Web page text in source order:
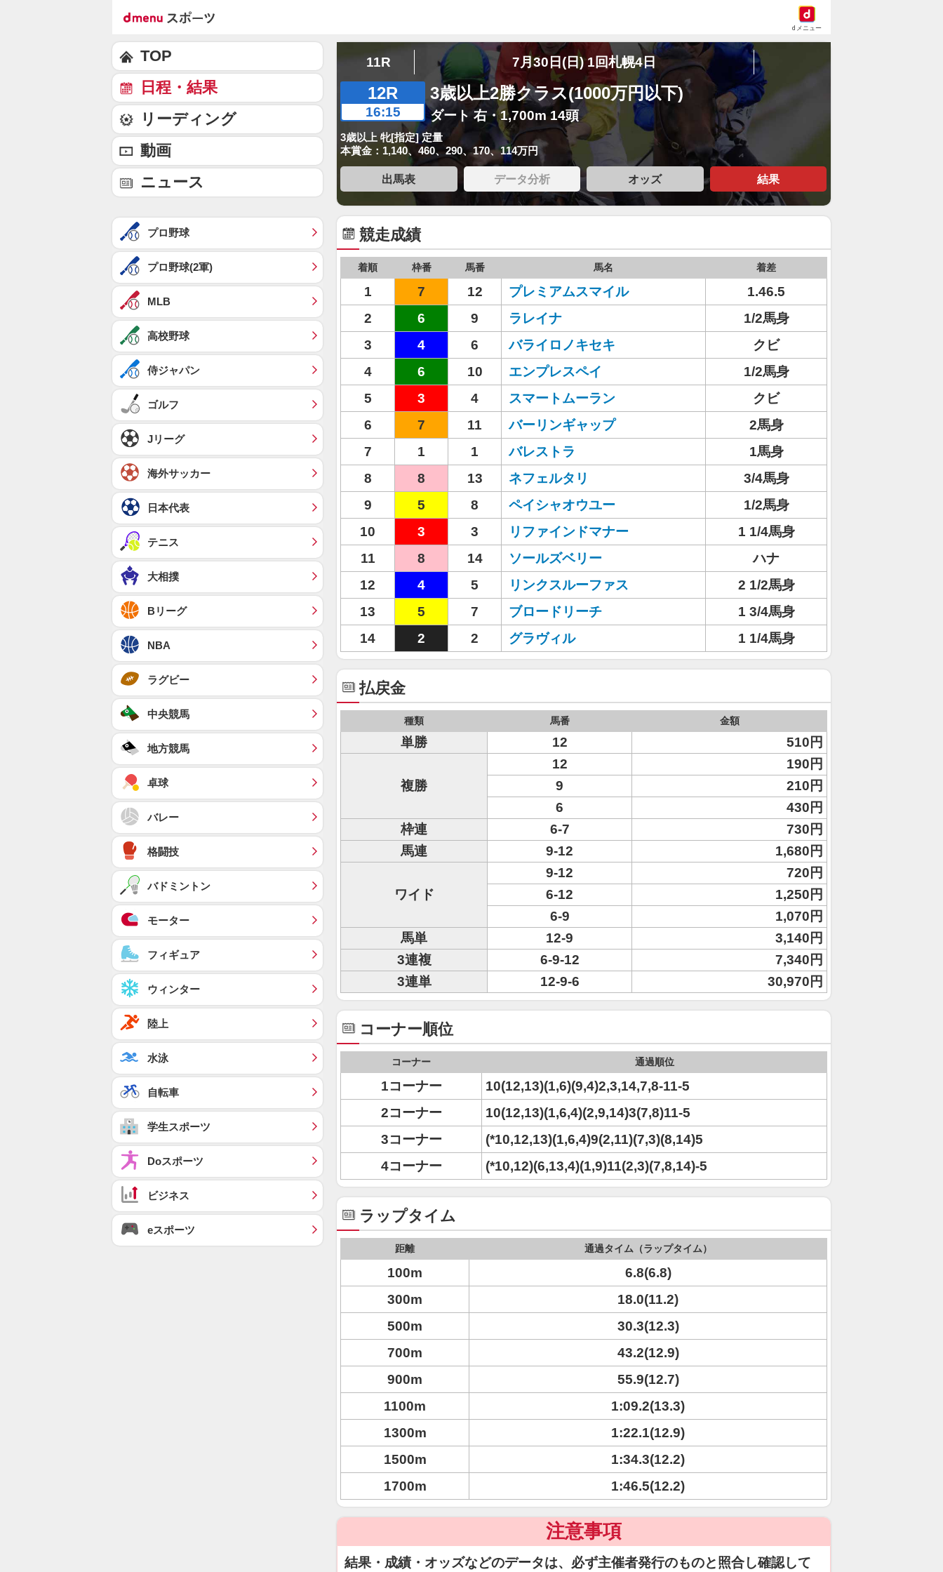
dメニュー
11R 7月30日(日) 1回札幌4日
12R
16:15
3歳以上2勝クラス(1000万円以下)
ダート 右・1,700m 14頭
3歳以上 牝[指定] 定量
本賞金：1,140、460、290、170、114万円
出馬表 データ分析 オッズ 結果
競走成績
着順 枠番 馬番 馬名 着差
1 7 12 プレミアムスマイル
1.46.5
2
6 9 ラレイナ
1/2馬身
3
4 6 バライロノキセキ
クビ
4
6 10 エンプレスペイ
1/2馬身
5
3 4 スマートムーラン
クビ
6
7 11 バーリンギャップ
2馬身
7
1 1 バレストラ
1馬身
8
8 13 ネフェルタリ
3/4馬身
9
5 8 ペイシャオウユー
1/2馬身
10
3 3 リファインドマナー
1 1/4馬身
11
8 14 ソールズベリー
ハナ
12
4 5 リンクスルーファス
2 1/2馬身
13
5 7 ブロードリーチ
1 3/4馬身
14
2 2 グラヴィル 1 1/4馬身
払戻金
種類 馬番 金額
単勝 12 510円
複勝
12
190円
9
210円
6
430円
枠連
6-7
730円
馬連
9-12 1,680円
ワイド
9-12
720円
6-12
1,250円
6-9
1,070円
馬単
12-9
3,140円
3連複
6-9-12
7,340円
3連単
12-9-6 30,970円
コーナー順位
コーナー 通過順位
1コーナー
10(12,13)(1,6)(9,4)2,3,14,7,8-11-5
2コーナー
10(12,13)(1,6,4)(2,9,14)3(7,8)11-5
3コーナー
(*10,12,13)(1,6,4)9(2,11)(7,3)(8,14)5
4コーナー
(*10,12)(6,13,4)(1,9)11(2,3)(7,8,14)-5
ラップタイム
距離 通過タイム（ラップタイム）
100m
6.8(6.8)
300m
18.0(11.2)
500m
30.3(12.3)
700m
43.2(12.9)
900m
55.9(12.7)
1100m
1:09.2(13.3)
1300m
1:22.1(12.9)
1500m
1:34.3(12.2)
1700m
1:46.5(12.2)
注意事項
結果・成績・オッズなどのデータは、必ず主催者発行のものと照合し確認して
TOP
日程・結果
リーディング
動画
ニュース
プロ野球
プロ野球(2軍)
MLB
高校野球
侍ジャパン
ゴルフ
Jリーグ
海外サッカー
日本代表
テニス
大相撲
Bリーグ
NBA
ラグビー
中央競馬
地方競馬
卓球
バレー
格闘技
バドミントン
モーター
フィギュア
ウィンター
陸上
水泳
自転車
学生スポーツ
Doスポーツ
ビジネス
eスポーツ